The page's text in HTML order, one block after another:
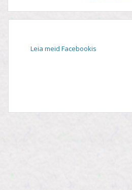
Leia meid Facebookis